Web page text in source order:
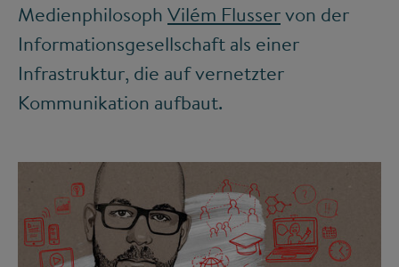
Medienphilosoph Vilém Flusservon der
Informationsgesellschaft als einer
Infrastruktur, die auf vernetzter
Kommunikation aufbaut.